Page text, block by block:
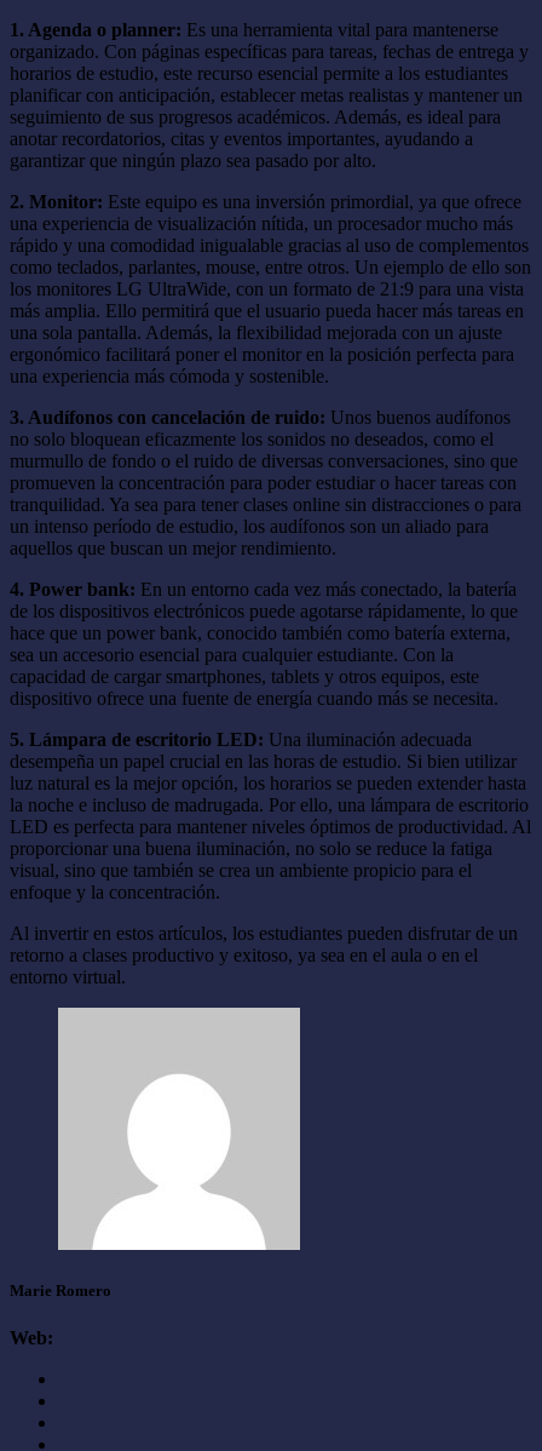
1. Agenda o planner: Es una herramienta vital para mantenerse
organizado. Con páginas específicas para tareas, fechas de entrega y
horarios de estudio, este recurso esencial permite a los estudiantes
planificar con anticipación, establecer metas realistas y mantener un
seguimiento de sus progresos académicos. Además, es ideal para
anotar recordatorios, citas y eventos importantes, ayudando a
garantizar que ningún plazo sea pasado por alto.
2. Monitor: Este equipo es una inversión primordial, ya que ofrece
una experiencia de visualización nítida, un procesador mucho más
rápido y una comodidad inigualable gracias al uso de complementos
como teclados, parlantes, mouse, entre otros. Un ejemplo de ello son
los monitores LG UltraWide, con un formato de 21:9 para una vista
más amplia. Ello permitirá que el usuario pueda hacer más tareas en
una sola pantalla. Además, la flexibilidad mejorada con un ajuste
ergonómico facilitará poner el monitor en la posición perfecta para
una experiencia más cómoda y sostenible.
3. Audífonos con cancelación de ruido: Unos buenos audífonos
no solo bloquean eficazmente los sonidos no deseados, como el
murmullo de fondo o el ruido de diversas conversaciones, sino que
promueven la concentración para poder estudiar o hacer tareas con
tranquilidad. Ya sea para tener clases online sin distracciones o para
un intenso período de estudio, los audífonos son un aliado para
aquellos que buscan un mejor rendimiento.
4. Power bank: En un entorno cada vez más conectado, la batería
de los dispositivos electrónicos puede agotarse rápidamente, lo que
hace que un power bank, conocido también como batería externa,
sea un accesorio esencial para cualquier estudiante. Con la
capacidad de cargar smartphones, tablets y otros equipos, este
dispositivo ofrece una fuente de energía cuando más se necesita.
5. Lámpara de escritorio LED: Una iluminación adecuada
desempeña un papel crucial en las horas de estudio. Si bien utilizar
luz natural es la mejor opción, los horarios se pueden extender hasta
la noche e incluso de madrugada. Por ello, una lámpara de escritorio
LED es perfecta para mantener niveles óptimos de productividad. Al
proporcionar una buena iluminación, no solo se reduce la fatiga
visual, sino que también se crea un ambiente propicio para el
enfoque y la concentración.
Al invertir en estos artículos, los estudiantes pueden disfrutar de un
retorno a clases productivo y exitoso, ya sea en el aula o en el
entorno virtual.
Marie Romero
Web: